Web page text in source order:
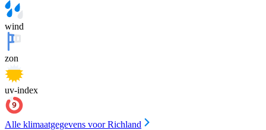
wind
zon
uv-index
Alle klimaatgegevens voor Richland